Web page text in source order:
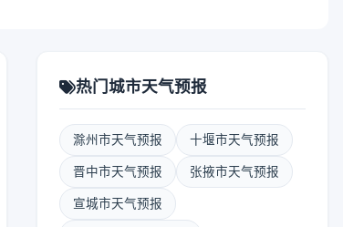
热门城市天气预报
滁州市天气预报 十堰市天气预报
晋中市天气预报 张掖市天气预报
宣城市天气预报